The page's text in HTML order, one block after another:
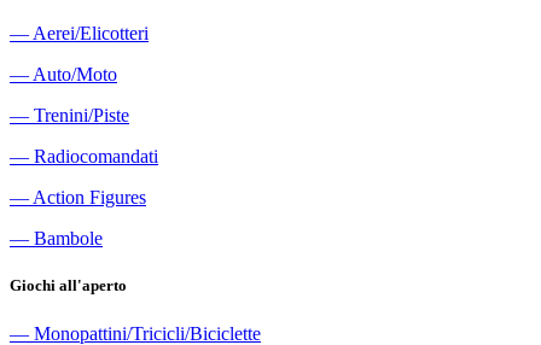
― Aerei/Elicotteri
― Auto/Moto
― Trenini/Piste
― Radiocomandati
― Action Figures
― Bambole
Giochi all'aperto
― Monopattini/Tricicli/Biciclette